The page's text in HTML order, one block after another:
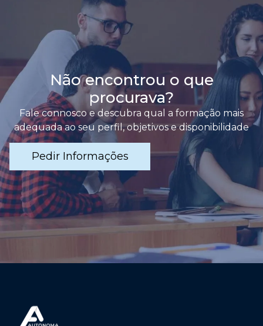
Não encontrou o que
procurava?
Fale connosco e descubra qual a formação mais
adequada ao seu perfil, objetivos e disponibilidade
Pedir Informações